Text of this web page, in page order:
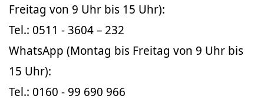
Freitag von 9 Uhr bis 15 Uhr):
Tel.: 0511 - 3604 – 232
WhatsApp (Montag bis Freitag von 9 Uhr bis
15 Uhr):
Tel.: 0160 - 99 690 966